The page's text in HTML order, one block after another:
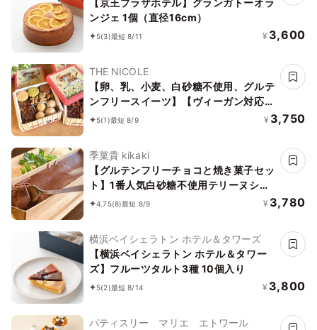
【京王プラザホテル】グランガトーオラ
ンジェ 1個（直径16cm）
5(3)最短 8/11 ¥ 3,600
THE NICOLE
【卵、乳、小麦、白砂糖不使用、グルテ
ンフリースイーツ】【ヴィーガン対応】
白馬にのって駆け巡ろう ボタニカルサ
5(1)最短 8/9 ¥ 3,750
季菓貴 kikaki
【グルテンフリーチョコと焼き菓子セッ
ト】1番人気白砂糖不使用テリーヌショ
コラ 無添加米粉パウンドケーキ3個セッ
4.75(8)最短 8/9 ¥ 3,780
横浜ベイシェラトン ホテル＆タワーズ
【横浜ベイシェラトン ホテル＆タワー
ズ】フルーツタルト3種 10個入り
5(2)最短 8/14 ¥ 3,800
パティスリー マリエ エトワール